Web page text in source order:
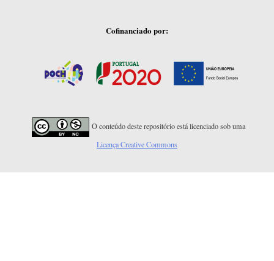
Cofinanciado por:
O conteúdo deste repositório está licenciado sob uma
Licença Creative Commons